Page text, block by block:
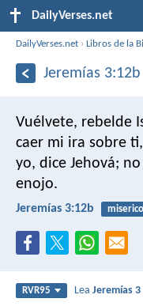
DailyVerses.net
DailyVerses.net ›Libros de la
Jeremías 3:12b
Vuélvete, rebelde
caer mi ira sobre ti,
yo, dice Jehová; no
enojo.
Jeremías 3:12b
RVR95 LeaJeremías 3